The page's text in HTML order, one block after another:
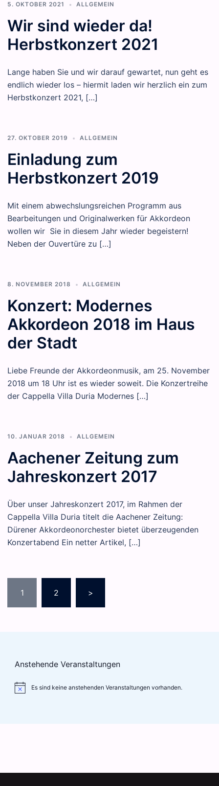
5. OKTOBER 2021 ALLGEMEIN
Wir sind wieder da!
Herbstkonzert 2021
Lange haben Sie und wir darauf gewartet, nun geht es
endlich wieder los – hiermit laden wir herzlich ein zum
Herbstkonzert 2021, […]
27. OKTOBER 2019 ALLGEMEIN
Einladung zum
Herbstkonzert 2019
Mit einem abwechslungsreichen Programm aus
Bearbeitungen und Originalwerken für Akkordeon
wollen wir Sie in diesem Jahr wieder begeistern!
Neben der Ouvertüre zu […]
8. NOVEMBER 2018 ALLGEMEIN
Konzert: Modernes
Akkordeon 2018 im Haus
der Stadt
Liebe Freunde der Akkordeonmusik, am 25. November
2018 um 18 Uhr ist es wieder soweit. Die Konzertreihe
der Cappella Villa Duria Modernes […]
10. JANUAR 2018 ALLGEMEIN
Aachener Zeitung zum
Jahreskonzert 2017
Über unser Jahreskonzert 2017, im Rahmen der
Cappella Villa Duria titelt die Aachener Zeitung:
Dürener Akkordeonorchester bietet überzeugenden
Konzertabend Ein netter Artikel, […]
1 2 >
Anstehende Veranstaltungen
Es sind keine anstehenden Veranstaltungen vorhanden.